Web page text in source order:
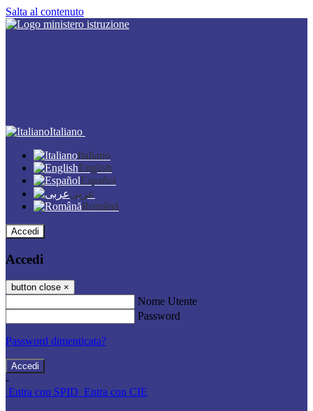
Salta al contenuto
Italiano
Italiano
English
Español
عربى
Română
Accedi
Accedi
button close ×
Nome Utente
Password
Password dimenticata?
-
Entra con SPID Entra con CIE